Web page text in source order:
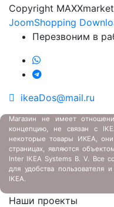
Copyright
JoomShopping
Перезвоним в
ikeaDos@mail.ru
Магазин не имеет
концепцию, не связан с
некоторые товары ИКЕА,
страницах, являются
Inter IKEA Systems B. V. Все
для удобства пользователя
IKEA.
Наши проекты